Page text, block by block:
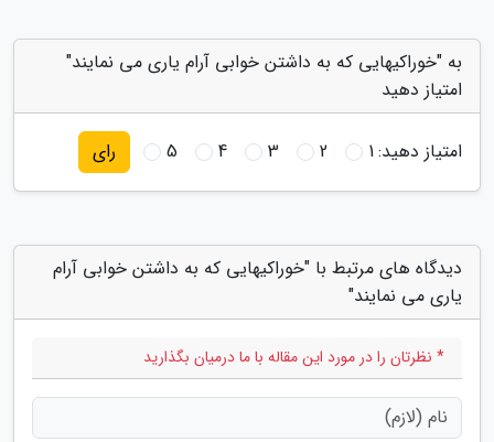
به "خوراکیهایی که به داشتن خوابی آرام یاری می نمایند"
امتیاز دهید
امتیاز دهید:1
2
3
4
5 رای
دیدگاه های مرتبط با "خوراکیهایی که به داشتن خوابی آرام
یاری می نمایند"
* نظرتان را در مورد این مقاله با ما درمیان بگذارید